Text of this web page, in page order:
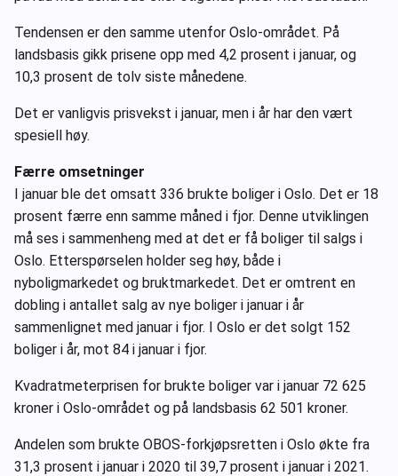
eBlad
Aktivitetskalender
Bransjekommentar
Nyheter
Aktuelle prosjekter
Tendensen er den samme utenfor Oslo-området. På
landsbasis gikk prisene opp med 4,2 prosent i januar, og
10,3 prosent de tolv siste månedene.
Det er vanligvis prisvekst i januar, men i år har den vært
spesiell høy.
Færre omsetninger
I januar ble det omsatt 336 brukte boliger i Oslo. Det er 18
prosent færre enn samme måned i fjor. Denne utviklingen
må ses i sammenheng med at det er få boliger til salgs i
Oslo. Etterspørselen holder seg høy, både i
nyboligmarkedet og bruktmarkedet. Det er omtrent en
dobling i antallet salg av nye boliger i januar i år
sammenlignet med januar i fjor. I Oslo er det solgt 152
boliger i år, mot 84 i januar i fjor.
Kvadratmeterprisen for brukte boliger var i januar 72 625
kroner i Oslo-området og på landsbasis 62 501 kroner.
Andelen som brukte OBOS-forkjøpsretten i Oslo økte fra
31,3 prosent i januar i 2020 til 39,7 prosent i januar i 2021.